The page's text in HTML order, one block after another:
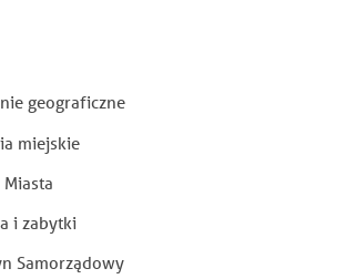
geograficzne
miejskie
i zabytki
Samorządowy